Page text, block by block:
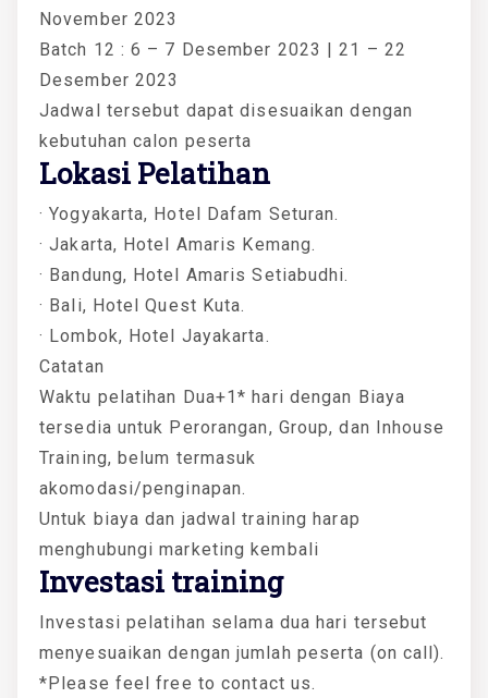
November 2023
Batch 12 : 6 – 7 Desember 2023 | 21 – 22
Desember 2023
Jadwal tersebut dapat disesuaikan dengan
kebutuhan calon peserta
Lokasi Pelatihan
· Yogyakarta, Hotel Dafam Seturan.
· Jakarta, Hotel Amaris Kemang.
· Bandung, Hotel Amaris Setiabudhi.
· Bali, Hotel Quest Kuta.
· Lombok, Hotel Jayakarta.
Catatan
Waktu pelatihan Dua+1* hari dengan Biaya
tersedia untuk Perorangan, Group, dan Inhouse
Training, belum termasuk
akomodasi/penginapan.
Untuk biaya dan jadwal training harap
menghubungi marketing kembali
Investasi training
Investasi pelatihan selama dua hari tersebut
menyesuaikan dengan jumlah peserta (on call).
*Please feel free to contact us.